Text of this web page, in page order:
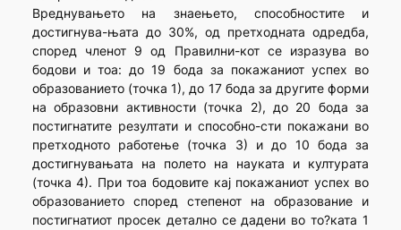
Вреднувањето на знаењето, способностите и
достигнува-њата до 30%, од претходната одредба,
според членот 9 од Правилни-кот се изразува во
бодови и тоа: до 19 бода за покажаниот успех во
образованието (точка 1), до 17 бода за другите форми
на образовни активности (точка 2), до 20 бода за
постигнатите резултати и способно-сти покажани во
претходното работење (точка 3) и до 10 бода за
достигнувањата на полето на науката и културата
(точка 4). При тоа бодовите кај покажаниот успех во
образованието според степенот на образование и
постигнатиот просек детално се дадени во то?ката 1